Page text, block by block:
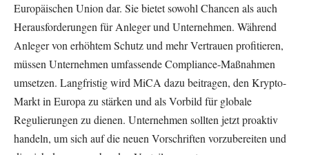
Europäischen Union dar. Sie bietet sowohl Chancen als auch
Herausforderungen für Anleger und Unternehmen. Während
Anleger von erhöhtem Schutz und mehr Vertrauen profitieren,
müssen Unternehmen umfassende Compliance-Maßnahmen
umsetzen. Langfristig wird MiCA dazu beitragen, den Krypto-
Markt in Europa zu stärken und als Vorbild für globale
Regulierungen zu dienen. Unternehmen sollten jetzt proaktiv
handeln, um sich auf die neuen Vorschriften vorzubereiten und